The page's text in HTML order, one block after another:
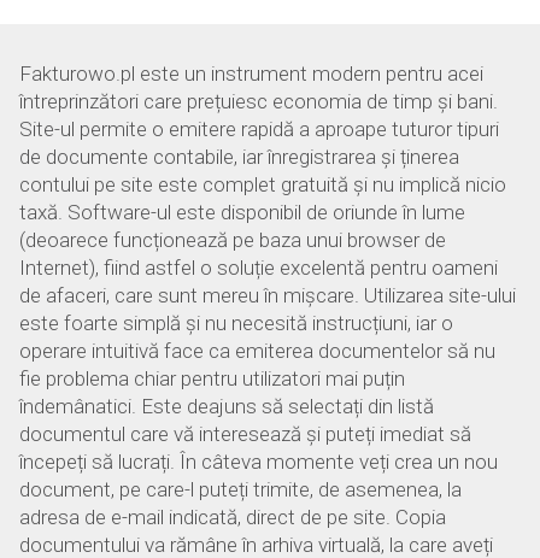
Fakturowo.pl este un instrument modern pentru acei
întreprinzători care prețuiesc economia de timp și bani.
Site-ul permite o emitere rapidă a aproape tuturor tipuri
de documente contabile, iar înregistrarea și ținerea
contului pe site este complet gratuită și nu implică nicio
taxă. Software-ul este disponibil de oriunde în lume
(deoarece funcționează pe baza unui browser de
Internet), fiind astfel o soluție excelentă pentru oameni
de afaceri, care sunt mereu în mișcare. Utilizarea site-ului
este foarte simplă și nu necesită instrucțiuni, iar o
operare intuitivă face ca emiterea documentelor să nu
fie problema chiar pentru utilizatori mai puțin
îndemânatici. Este deajuns să selectați din listă
documentul care vă interesează și puteți imediat să
începeți să lucrați. În câteva momente veți crea un nou
document, pe care-l puteți trimite, de asemenea, la
adresa de e-mail indicată, direct de pe site. Copia
documentului va rămâne în arhiva virtuală, la care aveți